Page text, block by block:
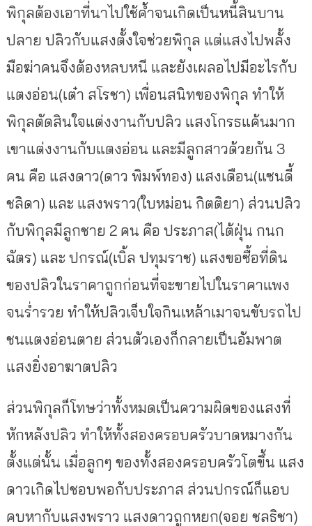
พิกุลต้องเอาที่นาไปใช้ค้ำจนเกิดเป็นหนี้สินบาน
ปลาย ปลิวกับแสงตั้งใจช่วยพิกุล แต่แสงไปพลั้ง
มือฆ่าคนจึงต้องหลบหนี และยังเผลอไปมีอะไรกับ
แตงอ่อน(เต๋า สโรชา) เพื่อนสนิทของพิกุล ทำให้
พิกุลตัดสินใจแต่งงานกับปลิว แสงโกรธแค้นมาก
เขาแต่งงานกับแตงอ่อน และมีลูกสาวด้วยกัน 3
คน คือ แสงดาว(ดาว พิมพ์ทอง) แสงเดือน(แซนดี้
ชลิดา) และ แสงพราว(ใบหม่อน กิตติยา) ส่วนปลิว
กับพิกุลมีลูกชาย 2 คน คือ ประภาส(ไต้ฝุ่น กนก
ฉัตร) และ ปกรณ์(เบิ้ล ปทุมราช) แสงขอซื้อที่ดิน
ของปลิวในราคาถูกก่อนที่จะขายไปในราคาแพง
จนร่ำรวย ทำให้ปลิวเจ็บใจกินเหล้าเมาจนขับรถไป
ชนแตงอ่อนตาย ส่วนตัวเองก็กลายเป็นอัมพาต
แสงยิ่งอาฆาตปลิว
ส่วนพิกุลก็โทษว่าทั้งหมดเป็นความผิดของแสงที่
หักหลังปลิว ทำให้ทั้งสองครอบครัวบาดหมางกัน
ตั้งแต่นั้น เมื่อลูกๆ ของทั้งสองครอบครัวโตขึ้น แสง
ดาวเกิดไปชอบพอกับประภาส ส่วนปกรณ์ก็แอบ
คบหากับแสงพราว แสงดาวถูกหยก(จอย ชลธิชา)